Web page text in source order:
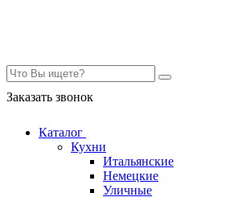
Заказать звонок
Каталог
Кухни
Итальянские
Немецкие
Уличные